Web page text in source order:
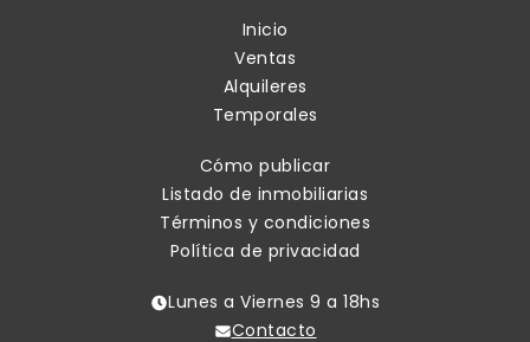
Inicio
Ventas
Alquileres
Temporales
Cómo publicar
Listado de inmobiliarias
Términos y condiciones
Política de privacidad
Lunes a Viernes 9 a 18hs
Contacto